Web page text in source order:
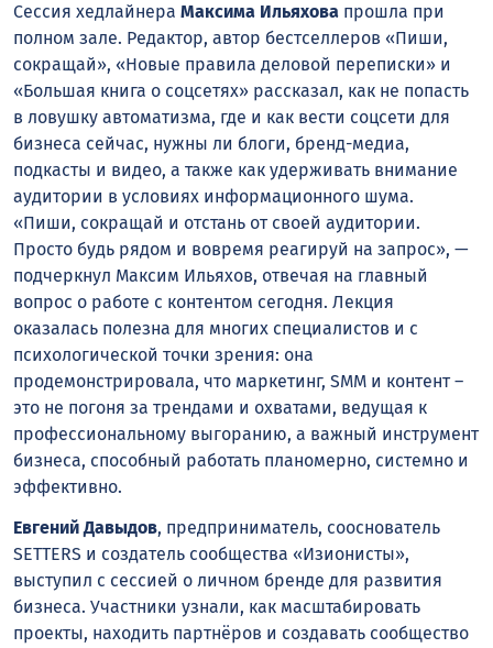
Сессия хедлайнера Максима Ильяхова прошла при
полном зале. Редактор, автор бестселлеров «Пиши,
сокращай», «Новые правила деловой переписки» и
«Большая книга о соцсетях» рассказал, как не попасть
в ловушку автоматизма, где и как вести соцсети для
бизнеса сейчас, нужны ли блоги, бренд-медиа,
подкасты и видео, а также как удерживать внимание
аудитории в условиях информационного шума.
«Пиши, сокращай и отстань от своей аудитории.
Просто будь рядом и вовремя реагируй на запрос», —
подчеркнул Максим Ильяхов, отвечая на главный
вопрос о работе с контентом сегодня. Лекция
оказалась полезна для многих специалистов и с
психологической точки зрения: она
продемонстрировала, что маркетинг, SMM и контент –
это не погоня за трендами и охватами, ведущая к
профессиональному выгоранию, а важный инструмент
бизнеса, способный работать планомерно, системно и
эффективно.
Евгений Давыдов, предприниматель, сооснователь
SETTERS и создатель сообщества «Изионисты»,
выступил с сессией о личном бренде для развития
бизнеса. Участники узнали, как масштабировать
проекты, находить партнёров и создавать сообщество